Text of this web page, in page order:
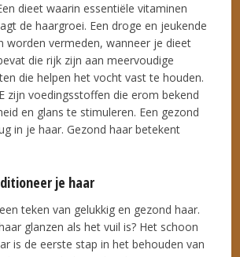
dieet waarin essentiële vitaminen
de haargroei. Een droge en jeukende
worden vermeden, wanneer je dieet
die rijk zijn aan meervoudige
die helpen het vocht vast te houden.
zijn voedingsstoffen die erom bekend
en glans te stimuleren. Een gezond
in je haar. Gezond haar betekent
je haar
teken van gelukkig en gezond haar.
glanzen als het vuil is? Het schoon
is de eerste stap in het behouden van